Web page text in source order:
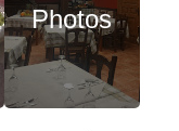
Photos